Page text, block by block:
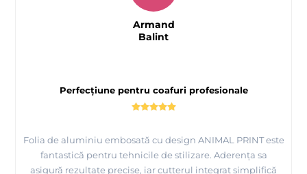
Perfecțiune pentru coafuri profesionale
Folia de aluminiu embosată cu design ANIMAL PRINT este
fantastică pentru tehnicile de stilizare. Aderența sa
asigură rezultate precise, iar cutterul integrat simplifică
Armand
Balint